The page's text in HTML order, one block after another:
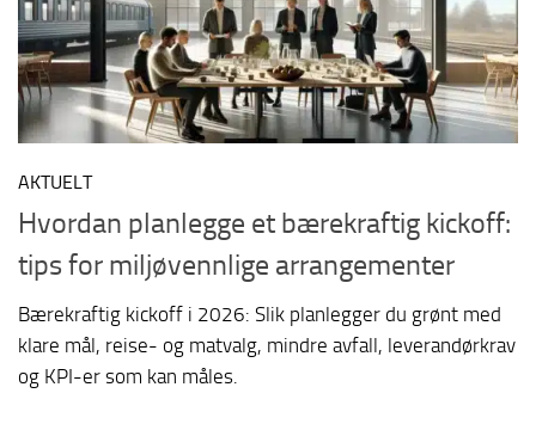
AKTUELT
Hvordan planlegge et bærekraftig kickoff:
tips for miljøvennlige arrangementer
Bærekraftig kickoff i 2026: Slik planlegger du grønt med
klare mål, reise- og matvalg, mindre avfall, leverandørkrav
og KPI-er som kan måles.